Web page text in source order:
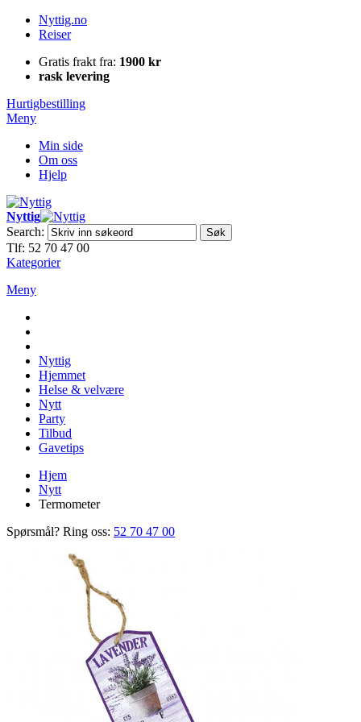
Nyttig.no
Reiser
Gratis frakt fra: 1900 kr
rask levering
Hurtigbestilling
Meny
Min side
Om oss
Hjelp
Nyttig
Search:
Søk
Tlf: 52 70 47 00
Kategorier
Meny
Nyttig
Hjemmet
Helse & velvære
Nytt
Party
Tilbud
Gavetips
Hjem
Nytt
Termometer
Spørsmål? Ring oss: 52 70 47 00